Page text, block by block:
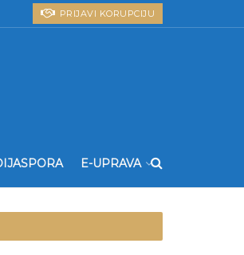
PRIJAVI KORUPCIJU
E-UPRAVA